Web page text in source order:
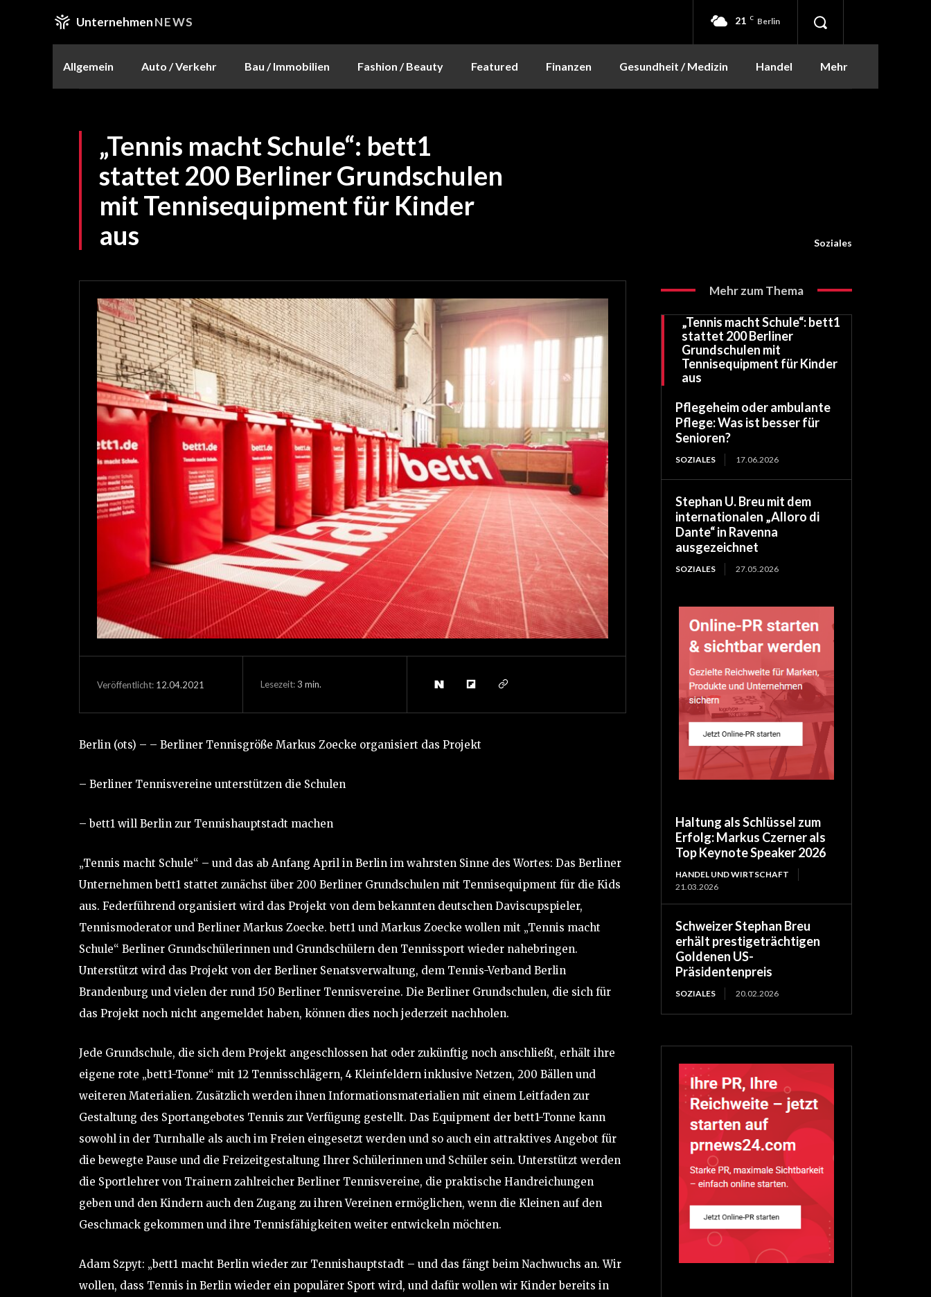
UnternehmenNEWS 21 C Berlin
Allgemein Auto / Verkehr Bau / Immobilien Fashion / Beauty Featured Finanzen Gesundheit / Medizin Handel Mehr
„Tennis macht Schule“: bett1
stattet 200 Berliner Grundschulen
mit Tennisequipment für Kinder
aus
Soziales
Veröffentlicht: 12.04.2021 Lesezeit:3 min.
Berlin (ots) – – Berliner Tennisgröße Markus Zoecke organisiert das Projekt
– Berliner Tennisvereine unterstützen die Schulen
– bett1 will Berlin zur Tennishauptstadt machen
„Tennis macht Schule“ – und das ab Anfang April in Berlin im wahrsten Sinne des Wortes: Das Berliner
Unternehmen bett1 stattet zunächst über 200 Berliner Grundschulen mit Tennisequipment für die Kids
aus. Federführend organisiert wird das Projekt von dem bekannten deutschen Daviscupspieler,
Tennismoderator und Berliner Markus Zoecke. bett1 und Markus Zoecke wollen mit „Tennis macht
Schule“ Berliner Grundschülerinnen und Grundschülern den Tennissport wieder nahebringen.
Unterstützt wird das Projekt von der Berliner Senatsverwaltung, dem Tennis-Verband Berlin
Brandenburg und vielen der rund 150 Berliner Tennisvereine. Die Berliner Grundschulen, die sich für
das Projekt noch nicht angemeldet haben, können dies noch jederzeit nachholen.
Jede Grundschule, die sich dem Projekt angeschlossen hat oder zukünftig noch anschließt, erhält ihre
eigene rote „bett1-Tonne“ mit 12 Tennisschlägern, 4 Kleinfeldern inklusive Netzen, 200 Bällen und
weiteren Materialien. Zusätzlich werden ihnen Informationsmaterialien mit einem Leitfaden zur
Gestaltung des Sportangebotes Tennis zur Verfügung gestellt. Das Equipment der bett1-Tonne kann
sowohl in der Turnhalle als auch im Freien eingesetzt werden und so auch ein attraktives Angebot für
die bewegte Pause und die Freizeitgestaltung Ihrer Schülerinnen und Schüler sein. Unterstützt werden
die Sportlehrer von Trainern zahlreicher Berliner Tennisvereine, die praktische Handreichungen
geben und den Kindern auch den Zugang zu ihren Vereinen ermöglichen, wenn die Kleinen auf den
Geschmack gekommen und ihre Tennisfähigkeiten weiter entwickeln möchten.
Adam Szpyt: „bett1 macht Berlin wieder zur Tennishauptstadt – und das fängt beim Nachwuchs an. Wir
wollen, dass Tennis in Berlin wieder ein populärer Sport wird, und dafür wollen wir Kinder bereits in
Mehr zum Thema
„Tennis macht Schule“: bett1
stattet 200 Berliner
Grundschulen mit
Tennisequipment für Kinder
aus
Pflegeheim oder ambulante
Pflege: Was ist besser für
Senioren?
SOZIALES 17.06.2026
Stephan U. Breu mit dem
internationalen „Alloro di
Dante“ in Ravenna
ausgezeichnet
SOZIALES 27.05.2026
Haltung als Schlüssel zum
Erfolg: Markus Czerner als
Top Keynote Speaker 2026
HANDEL UND WIRTSCHAFT
21.03.2026
Schweizer Stephan Breu
erhält prestigeträchtigen
Goldenen US-
Präsidentenpreis
SOZIALES 20.02.2026